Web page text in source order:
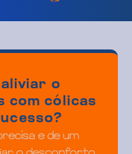
o
com cólicas
e de um